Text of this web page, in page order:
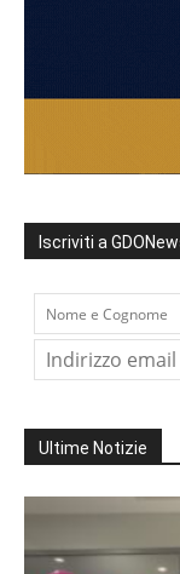
Iscriviti a
Ultime Notizie